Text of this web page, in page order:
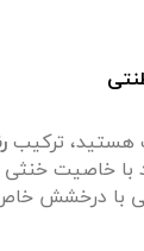
هستید، ترکیب
خاصیت
با درخشش